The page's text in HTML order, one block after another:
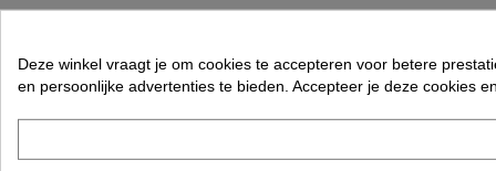
Deze winkel vraagt je om cookies te accepteren voor betere
en persoonlijke advertenties te bieden. Accepteer je deze cookies